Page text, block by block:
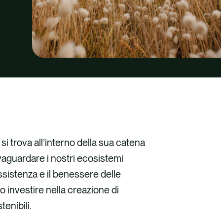
trova all’interno della sua catena
i nostri ecosistemi
e il benessere delle
investire nella creazione di